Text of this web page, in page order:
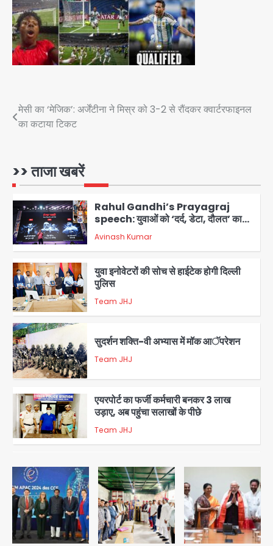
Post
navigation
मेसी का ‘मेजिक’: अर्जेंटीना ने मिस्र को 3-2 से रौंदकर क्वार्टरफाइनल
का कटाया टिकट
>> ताजा खबरें
4
सुदर्शन शक्ति-वी अभ्यास में मॉक आॅपरेशन
Team JHJ
5
Team JHJ
1
2
Rahul Gandhi’s Prayagraj
speech: युवाओं को ‘दर्द, डेटा, दौलत’ का
संदेश, बीजेपी का वार
Avinash Kumar
3
युवा इनोवेटरों की सोच से हाईटेक होगी दिल्ली
पुलिस
Team JHJ
4
सुदर्शन शक्ति-वी अभ्यास में मॉक आॅपरेशन
Team JHJ
5
एयरपोर्ट का फर्जी कर्मचारी बनकर 3 लाख
उड़ाए, अब पहुंचा सलाखों के पीछे
Team JHJ
1
Noida Sector-49: सेक्टर-49 में 18
साल की मेड ने की खुदकुशी, शरीर पर नहीं मिली
कोई बाहरी
Avinash Kumar
Rahul Gandhi’s Prayagraj
speech: युवाओं को ‘दर्द, डेटा, दौलत’ का